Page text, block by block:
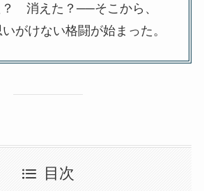
消えた？──そこから、
がけない格闘が始まった。
目次